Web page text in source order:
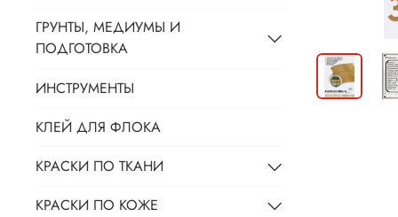
ГРУНТЫ, МЕДИУМЫ И
ПОДГОТОВКА
ИНСТРУМЕНТЫ
КЛЕЙ ДЛЯ ФЛОКА
КРАСКИ ПО ТКАНИ
КРАСКИ ПО КОЖЕ